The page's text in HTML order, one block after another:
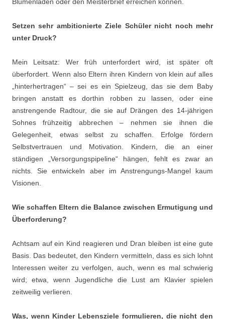
Setzen sehr ambitionierte Ziele Schüler nicht noch mehr
unter Druck?
Mein Leitsatz: Wer früh unterfordert wird, ist später oft
überfordert. Wenn also Eltern ihren Kindern von klein auf alles
„hinterhertragen“ – sei es ein Spielzeug, das sie dem Baby
bringen anstatt es dorthin robben zu lassen, oder eine
anstrengende Radtour, die sie auf Drängen des 14-jährigen
Sohnes frühzeitig abbrechen – nehmen sie ihnen die
Gelegenheit, etwas selbst zu schaffen. Erfolge fördern
Selbstvertrauen und Motivation. Kindern, die an einer
ständigen „Versorgungspipeline“ hängen, fehlt es zwar an
nichts. Sie entwickeln aber im Anstrengungs-Mangel kaum
Visionen.
Wie schaffen Eltern die Balance zwischen Ermutigung und
Überforderung?
Achtsam auf ein Kind reagieren und Dran bleiben ist eine gute
Basis. Das bedeutet, den Kindern vermitteln, dass es sich lohnt
Interessen weiter zu verfolgen, auch, wenn es mal schwierig
wird; etwa, wenn Jugendliche die Lust am Klavier spielen
zeitweilig verlieren.
Was, wenn Kinder Lebensziele formulieren, die nicht den